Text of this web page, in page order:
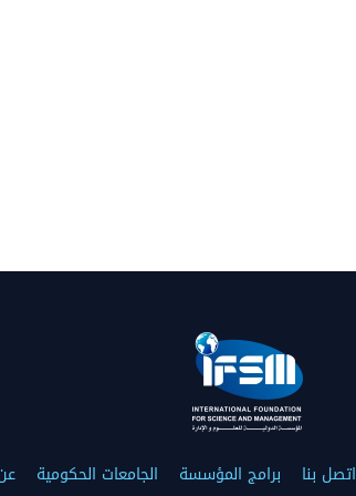
الجامعات الحكومية برامج المؤسسة اتصل بنا